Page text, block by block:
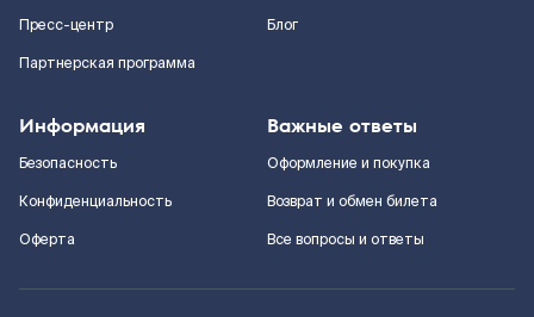
Пресс-центр
Партнерская программа
Блог
Информация
Безопасность
Конфиденциальность
Оферта
Важные ответы
Оформление и покупка
Возврат и обмен билета
Все вопросы и ответы